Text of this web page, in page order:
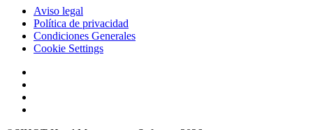
Aviso legal
Política de privacidad
Condiciones Generales
Cookie Settings